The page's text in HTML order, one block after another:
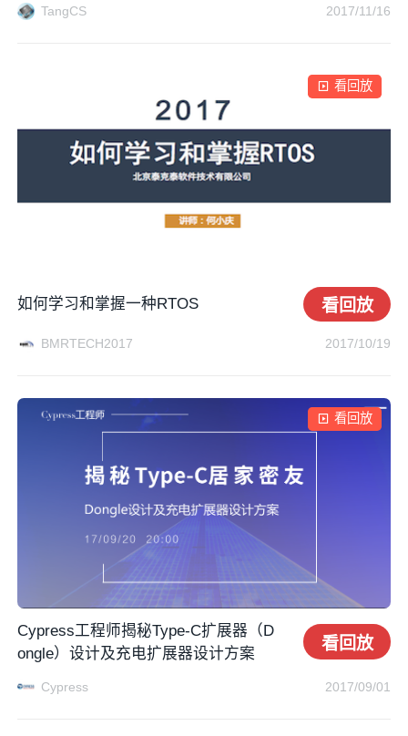
TangCS 2017/11/16
看回放
如何学习和掌握一种RTOS 看回放
BMRTECH2017 2017/10/19
看回放
Cypress工程师揭秘Type-C扩展器（D
ongle）设计及充电扩展器设计方案
看回放
Cypress 2017/09/01